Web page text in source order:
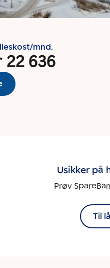
mnd.
22 636
Usikker på
Prøv
Til